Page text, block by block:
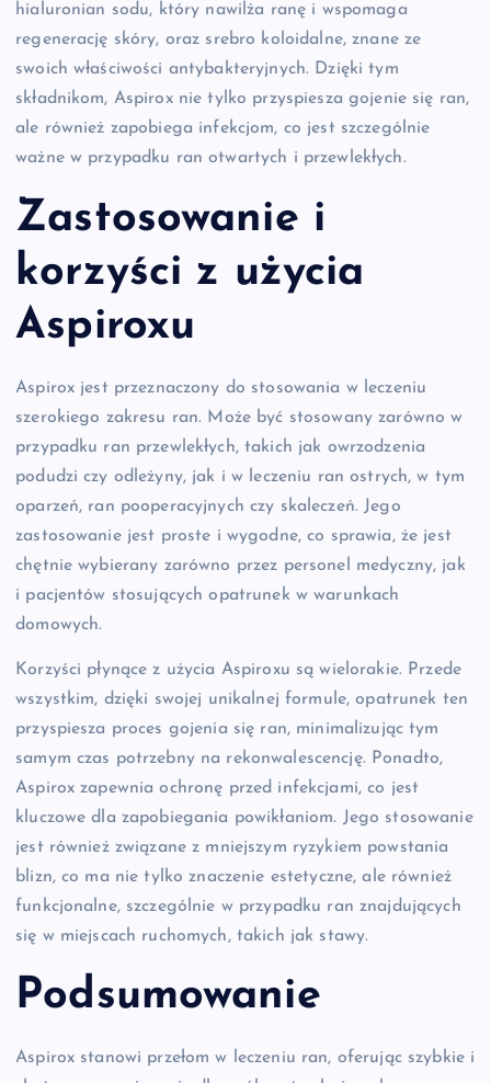
hialuronian sodu, który nawilża ranę i wspomaga
regenerację skóry, oraz srebro koloidalne, znane ze
swoich właściwości antybakteryjnych. Dzięki tym
składnikom, Aspirox nie tylko przyspiesza gojenie się ran,
ale również zapobiega infekcjom, co jest szczególnie
ważne w przypadku ran otwartych i przewlekłych.
Zastosowanie i
korzyści z użycia
Aspiroxu
Aspirox jest przeznaczony do stosowania w leczeniu
szerokiego zakresu ran. Może być stosowany zarówno w
przypadku ran przewlekłych, takich jak owrzodzenia
podudzi czy odleżyny, jak i w leczeniu ran ostrych, w tym
oparzeń, ran pooperacyjnych czy skaleczeń. Jego
zastosowanie jest proste i wygodne, co sprawia, że jest
chętnie wybierany zarówno przez personel medyczny, jak
i pacjentów stosujących opatrunek w warunkach
domowych.
Korzyści płynące z użycia Aspiroxu są wielorakie. Przede
wszystkim, dzięki swojej unikalnej formule, opatrunek ten
przyspiesza proces gojenia się ran, minimalizując tym
samym czas potrzebny na rekonwalescencję. Ponadto,
Aspirox zapewnia ochronę przed infekcjami, co jest
kluczowe dla zapobiegania powikłaniom. Jego stosowanie
jest również związane z mniejszym ryzykiem powstania
blizn, co ma nie tylko znaczenie estetyczne, ale również
funkcjonalne, szczególnie w przypadku ran znajdujących
się w miejscach ruchomych, takich jak stawy.
Podsumowanie
Aspirox stanowi przełom w leczeniu ran, oferując szybkie i